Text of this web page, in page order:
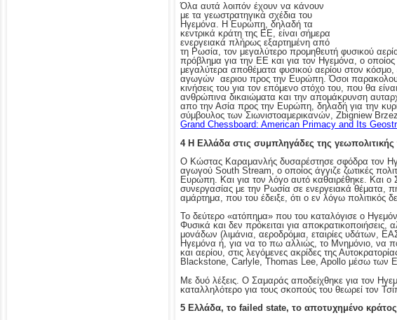
Όλα αυτά λοιπόν έχουν να κάνουν
με τα γεωστρατηγικά σχέδια του
Ηγεμόνα. Η Ευρώπη, δηλαδή τα
κεντρικά κράτη της ΕΕ, είναι σήμερα
ενεργειακά πλήρως εξαρτημένη από
τη Ρωσία, τον μεγαλύτερο προμηθευτή φυσικού
πρόβλημα για την ΕΕ και για τον Ηγεμόνα, ο οποίος
μεγαλύτερα αποθέματα φυσικού αερίου στον
αγωγών αεριου προς την Ευρώπη. Όσοι
κινήσεις του για τον επόμενο στόχο του, που θα
ανθρώπινα δικαιώματα και την απομάκρυνση
απο την Ασία προς την Ευρώπη, δηλαδή για την
σύμβουλος των Σιωνιστοαμερικανών, Zbigniew
Grand Chessboard: American Primacy and Its
4 Η Ελλάδα στις συμπληγάδες της
Ο Κώστας Καραμανλής δυσαρέστησε σφόδρα τον
αγωγού South Stream, ο οποίος άγγιζε ζωτικές
Ευρώπη. Και για τον λόγο αυτό καθαιρέθηκε. Και
συνεργασίας με την Ρωσία σε ενεργειακά
αμάρτημα, που του έδειξε, ότι ο εν λόγω πολιτικός
Το δεύτερο «ατόπημα» που του καταλόγισε ο
Φυσικά και δεν πρόκειται για
μονάδων (λιμάνια, αεροδρόμια, εταιρίες υδάτων,
Ηγεμόνα ή, για να το πω αλλιώς, το Μνημόνιο, να
και αερίου, στις λεγόμενες ακρίδες της
Blackstone, Carlyle, Thomas Lee, Apollo μέσω
Με δυό λέξεις. Ο Σαμαράς αποδείχθηκε για τον
καταλληλότερο για τους σκοπούς του θεωρεί τον
5 Ελλάδα, το failed state, το αποτυχημένο